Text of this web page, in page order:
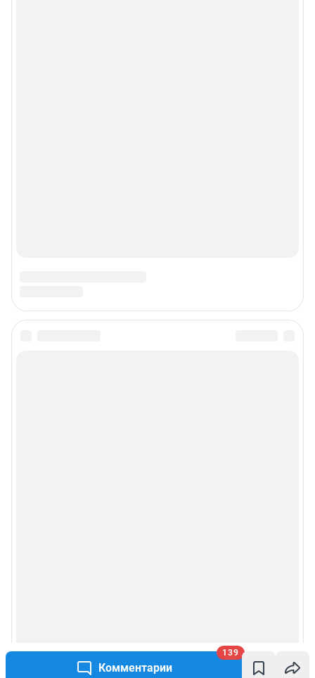
Комментарии
139